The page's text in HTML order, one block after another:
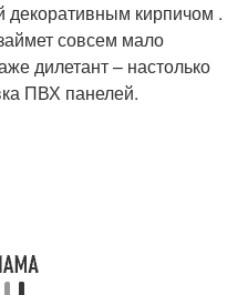
декоративным кирпичом .
совсем мало
дилетант – настолько
ПВХ панелей.